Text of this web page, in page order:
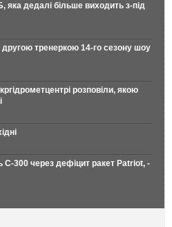
яка дедалі більше виходить з-під
тренеркою 14-го сезону шоу
розповіли, якою
С-300 через дефіцит ракет Patriot, -